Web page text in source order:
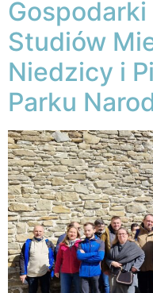
Studiów
Niedzicy i
Parku